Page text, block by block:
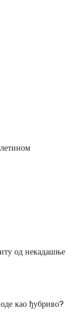
од некадашње
као ђубриво?